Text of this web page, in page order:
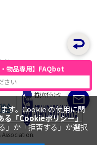
針
す。Cookie の使用に関
る「Cookieポリシー」
」か「拒否する」か選択
・物品専用】FAQbot
さい